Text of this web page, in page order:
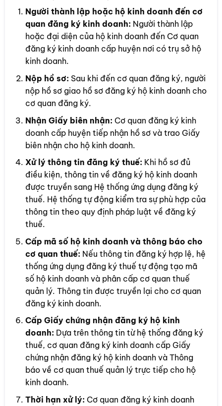
Người thành lập hoặc hộ kinh doanh đến cơ
quan đăng ký kinh doanh: Người thành lập
hoặc đại diện của hộ kinh doanh đến Cơ quan
đăng ký kinh doanh cấp huyện nơi có trụ sở hộ
kinh doanh.
Nộp hồ sơ: Sau khi đến cơ quan đăng ký, người
nộp hồ sơ giao hồ sơ đăng ký hộ kinh doanh cho
cơ quan đăng ký.
Nhận Giấy biên nhận: Cơ quan đăng ký kinh
doanh cấp huyện tiếp nhận hồ sơ và trao Giấy
biên nhận cho hộ kinh doanh.
Xử lý thông tin đăng ký thuế: Khi hồ sơ đủ
điều kiện, thông tin về đăng ký hộ kinh doanh
được truyền sang Hệ thống ứng dụng đăng ký
thuế. Hệ thống tự động kiểm tra sự phù hợp của
thông tin theo quy định pháp luật về đăng ký
thuế.
Cấp mã số hộ kinh doanh và thông báo cho
cơ quan thuế: Nếu thông tin đăng ký hợp lệ, hệ
thống ứng dụng đăng ký thuế tự động tạo mã
số hộ kinh doanh và phân cấp cơ quan thuế
quản lý. Thông tin được truyền lại cho cơ quan
đăng ký kinh doanh.
Cấp Giấy chứng nhận đăng ký hộ kinh
doanh: Dựa trên thông tin từ hệ thống đăng ký
thuế, cơ quan đăng ký kinh doanh cấp Giấy
chứng nhận đăng ký hộ kinh doanh và Thông
báo về cơ quan thuế quản lý trực tiếp cho hộ
kinh doanh.
Thời hạn xử lý: Cơ quan đăng ký kinh doanh